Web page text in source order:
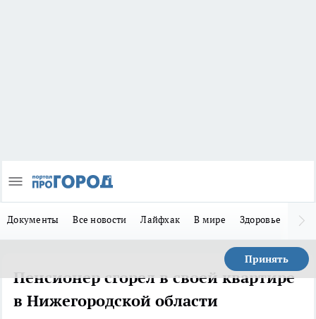
Документы Все новости Лайфхак В мире Здоровье
Принять
Пенсионер сгорел в своей квартире
в Нижегородской области